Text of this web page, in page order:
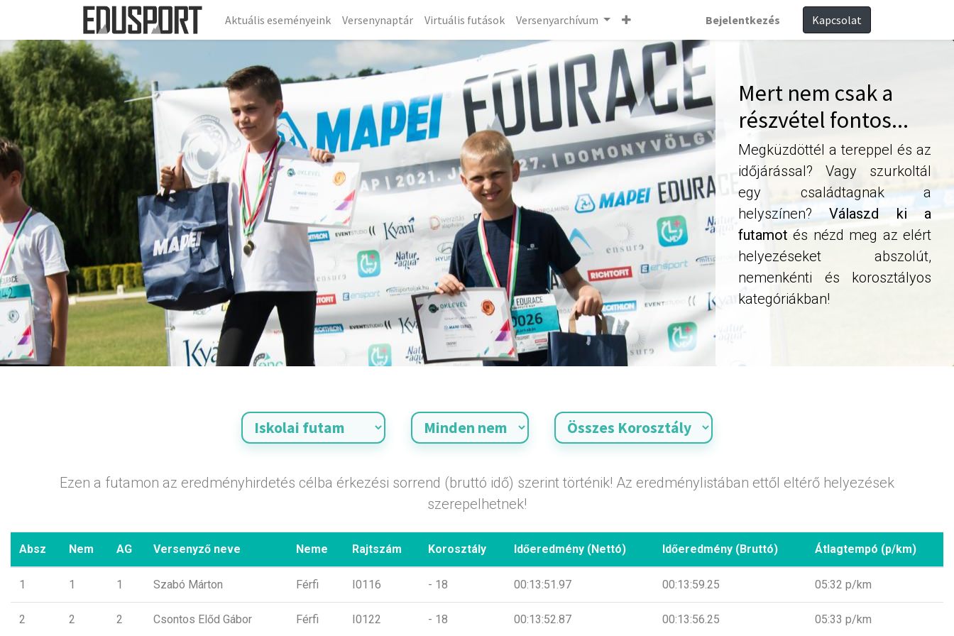
Aktuális eseményeink Versenynaptár Virtuális futások Versenyarchívum Bejelentkezés Kapcsolat
Mert nem csak a
részvétel fontos...
Megküzdöttél a tereppel és az
időjárással? Vagy szurkoltál
egy családtagnak a
helyszínen?Válaszd ki a
futamot és nézd meg az elért
helyezéseket abszolút,
nemenkénti és korosztályos
kategóriákban!
Ezen a futamon az eredményhirdetés célba érkezési sorrend (bruttó idő) szerint történik! Az eredménylistában ettől eltérő helyezések
szerepelhetnek!
Absz Nem AG Versenyző neve Neme Rajtszám Korosztály Időeredmény (Nettó) Időeredmény (Bruttó) Átlagtempó (p/km)
1 1 1 Szabó Márton Férfi I0116 - 18 00:13:51.97 00:13:59.25 05:32 p/km
2 2 2 Csontos Előd Gábor Férfi I0122 - 18 00:13:52.87 00:13:56.25 05:33 p/km